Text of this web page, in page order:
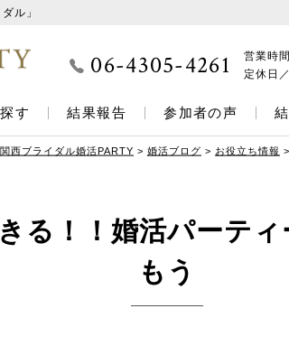
ル」
06-4305-4261 営業時
定休日／
す 結果報告 参加者の声
関西ブライダル婚活PARTY > 婚活ブログ > お役立ち情報 >
る！！婚活パーテ
もう